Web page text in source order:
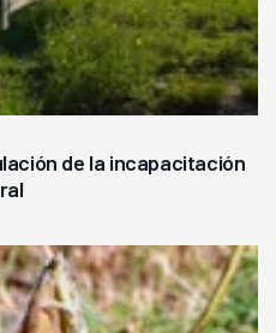
de la incapacitación